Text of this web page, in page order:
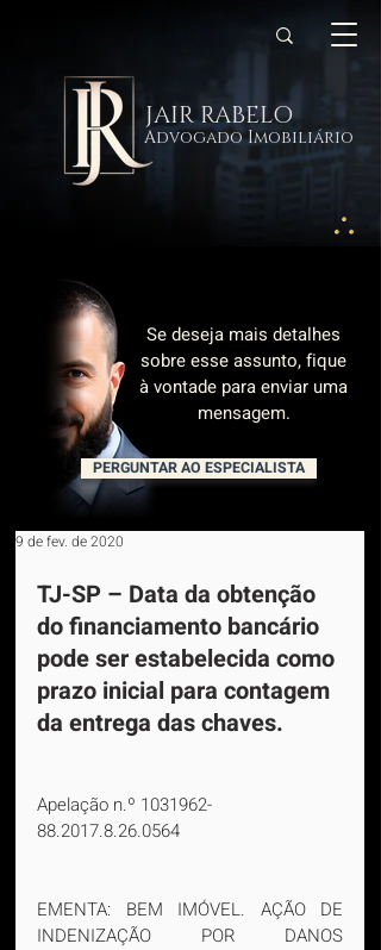
JAIR RABELO
Advogado Imobiliário
Se deseja mais detalhes
sobre esse assunto, fique
à vontade para enviar uma
mensagem.
PERGUNTAR AO ESPECIALISTA
9 de fev. de 2020
TJ-SP – Data da obtenção
do financiamento bancário
pode ser estabelecida como
prazo inicial para contagem
da entrega das chaves.
Apelação n.º 1031962-
88.2017.8.26.0564
EMENTA: BEM IMÓVEL. AÇÃO DE
INDENIZAÇÃO POR DANOS